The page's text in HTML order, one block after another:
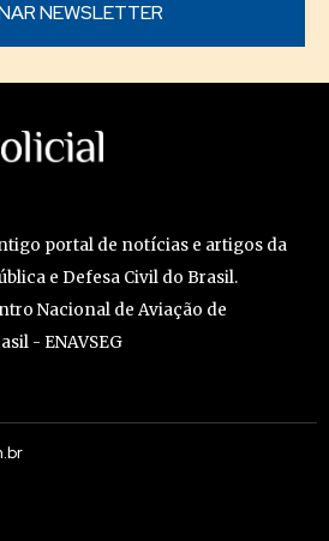
portal de notícias e artigos da
e Defesa Civil do Brasil.
Nacional de Aviação de
- ENAVSEG